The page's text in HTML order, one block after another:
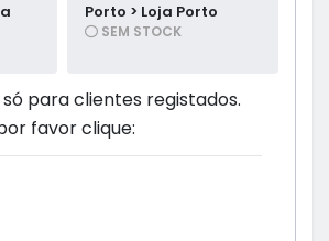
Porto > Loja Porto
SEM STOCK
para clientes registados.
favor clique: